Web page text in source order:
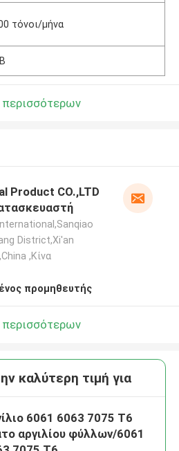
τόνοι/μήνα
περισσότερων
Product CO.,LTD
District,Xi'an
,Κίνα
προμηθευτής
περισσότερων
καλύτερη τιμή για
6061 6063 7075 T6
αργιλίου φύλλων/6061